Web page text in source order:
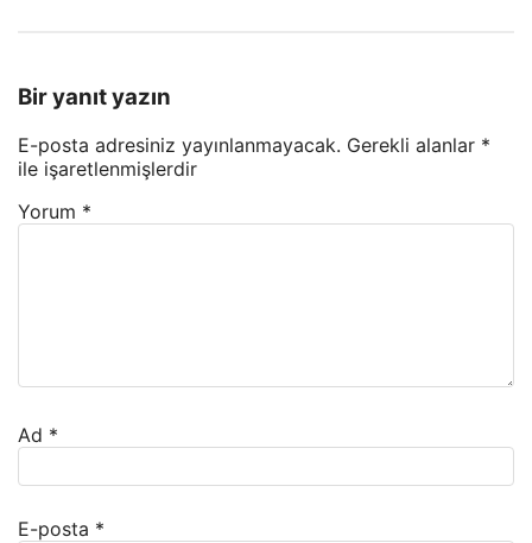
Bir yanıt yazın
E-posta adresiniz yayınlanmayacak. Gerekli alanlar *
ile işaretlenmişlerdir
Yorum *
Ad *
E-posta *